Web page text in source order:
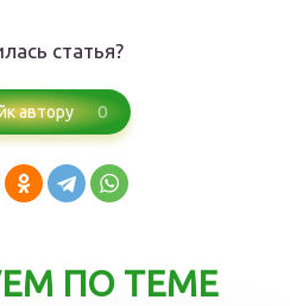
статья?
автору 0
ПО ТЕМЕ